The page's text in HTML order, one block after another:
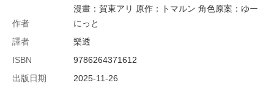
作者
漫畫：賀東アリ 原作：トマルン 角色原案：ゆー
にっと
譯者
樂透
ISBN
9786264371612
出版日期
2025-11-26